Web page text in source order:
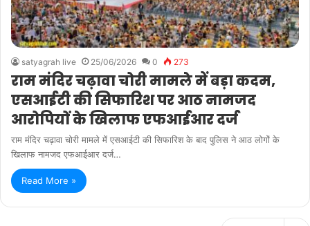
satyagrah live 25/06/2026 0 273
राम मंदिर चढ़ावा चोरी मामले में बड़ा कदम,
एसआईटी की सिफारिश पर आठ नामजद
आरोपियों के खिलाफ एफआईआर दर्ज
राम मंदिर चढ़ावा चोरी मामले में एसआईटी की सिफारिश के बाद पुलिस ने आठ लोगों के
खिलाफ नामजद एफआईआर दर्ज…
Read More »